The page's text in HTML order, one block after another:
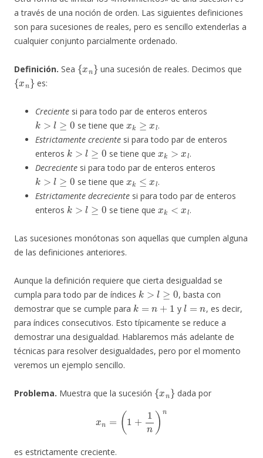
a través de una noción de orden. Las siguientes definiciones
son para sucesiones de reales, pero es sencillo extenderlas a
cualquier conjunto parcialmente ordenado.
Definición. Sea
{x }
una sucesión de reales. Decimos que
{xn}
es:
Creciente si para todo par de enteros enteros
k>l≥0
se tiene que
x k≥xl
.
Estrictamente creciente si para todo par de enteros
enteros
k>l≥0
se tiene que
xk>xl
.
Decreciente si para todo par de enteros enteros
k>l ≥0
se tiene que
xk≤ xl
.
Estrictamente decreciente si para todo par de enteros
enteros
k>l≥0
se tiene que
xk<x l
.
Las sucesiones monótonas son aquellas que cumplen alguna
de las definiciones anteriores.
Aunque la definición requiere que cierta desigualdad se
cumpla para todo par de índices
k>l≥0
, basta con
demostrar que se cumple para
k = n+ 1
y
l=n
, es decir,
para índices consecutivos. Esto típicamente se reduce a
demostrar una desigualdad. Hablaremos más adelante de
técnicas para resolver desigualdades, pero por el momento
veremos un ejemplo sencillo.
Problema. Muestra que la sucesión
{x }
dada por
(1 n) n
es estrictamente creciente.